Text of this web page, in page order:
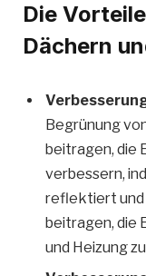
Die
Dächern
Begrünung
beitragen, die
verbessern,
reflektiert und
beitragen, die
und Heizung